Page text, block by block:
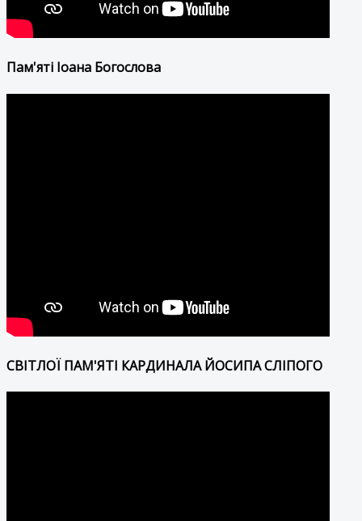
Пам'яті Іоана Богослова
СВІТЛОЇ ПАМ'ЯТІ КАРДИНАЛА ЙОСИПА СЛІПОГО